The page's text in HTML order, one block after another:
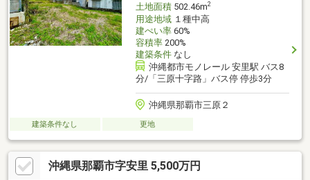
土地面積502.46m2
用途地域１種中高
建ぺい率60%
容積率200%
建築条件なし
沖縄都市モノレール 安里駅 バス8
分/「三原十字路」バス停 停歩3分
沖縄県那覇市三原２
建築条件なし 更地
沖縄県那覇市字安里 5,500万円